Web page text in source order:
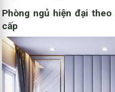
Phòng ngủ hiện đại
cấp